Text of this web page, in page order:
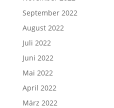
September 2022
August 2022
Juli 2022
Juni 2022
Mai 2022
April 2022
März 2022